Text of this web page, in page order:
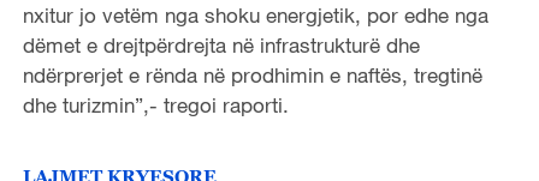
nxitur jo vetëm nga shoku energjetik, por edhe nga
dëmet e drejtpërdrejta në infrastrukturë dhe
ndërprerjet e rënda në prodhimin e naftës, tregtinë
dhe turizmin”,- tregoi raporti.
LAJMET KRYESORE